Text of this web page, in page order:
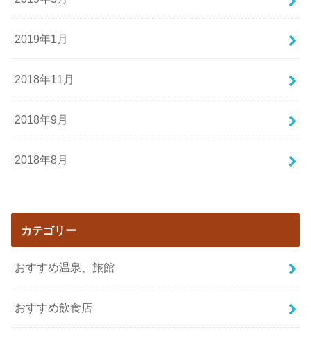
2019年1月
2018年11月
2018年9月
2018年8月
カテゴリー
おすすめ温泉、旅館
おすすめ飲食店